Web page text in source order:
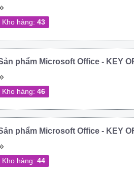
Kho hàng: 43
phẩm Microsoft Office - KEY
Kho hàng: 46
phẩm Microsoft Office - KEY
Kho hàng: 44